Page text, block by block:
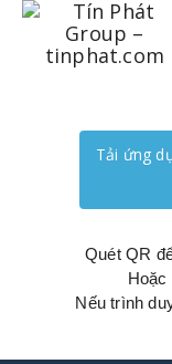
Skip
content
Tải ứng
Quét QR
Hoặc
Nếu trình